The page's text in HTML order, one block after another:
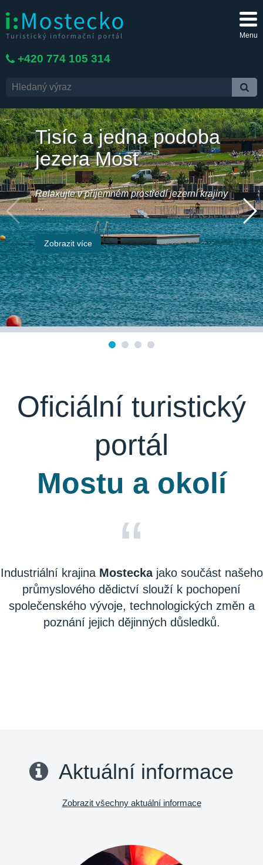
Menu
+420 774 105 314
Tisíc a jedna podoba
jezera Most
Relaxujte v příjemném prostředí jezerní krajiny
…
Zobrazit více
Oficiální turistický
portál
Mostu a okolí
“
Industriální krajina Mosteckajako součást našeho
průmyslového dědictví slouží k pochopení
společenského vývoje, technologických změn a
poznání jejich dějinných důsledků.
Aktuální informace
Zobrazit všechny aktuální informace